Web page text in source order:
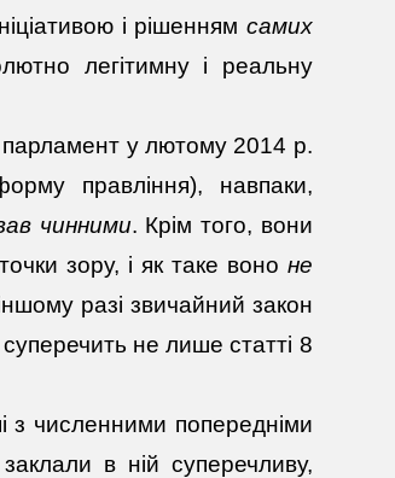
і рішенням самих
легітимну і реальну
парламент у лютому 2014 р.
правління), навпаки,
чинними. Крім того, вони
зору, і як таке воно не
разі звичайний закон
не лише статті 8
з численними попередніми
в ній суперечливу,